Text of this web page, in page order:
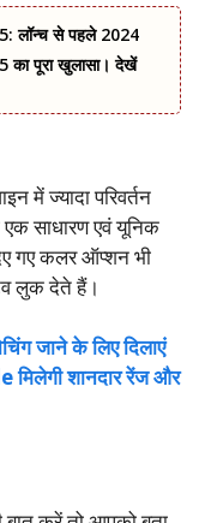
लॉन्‍च से पहले 2024
पूरा खुलासा। देखें
में ज्यादा परिवर्तन
साधारण एवं यूनिक
गए कलर ऑप्शन भी
लुक देते हैं।
जाने के लिए दिलाएं
शानदार रेंज और